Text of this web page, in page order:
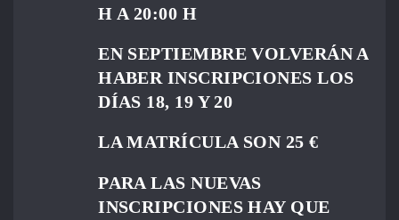
H A 20:00 H
EN SEPTIEMBRE VOLVERÁN A
HABER INSCRIPCIONES LOS
DÍAS 18, 19 Y 20
LA MATRÍCULA SON 25 €
PARA LAS NUEVAS
INSCRIPCIONES HAY QUE